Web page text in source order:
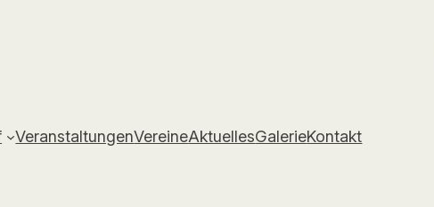
VeranstaltungenVereineAktuellesGalerieKontakt